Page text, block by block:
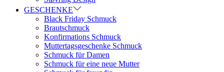
GESCHENKE
Black Friday Schmuck
Brautschmuck
Konfirmations Schmuck
Muttertagsgeschenke Schmuck
Schmuck für Damen
Schmuck für eine neue Mutter